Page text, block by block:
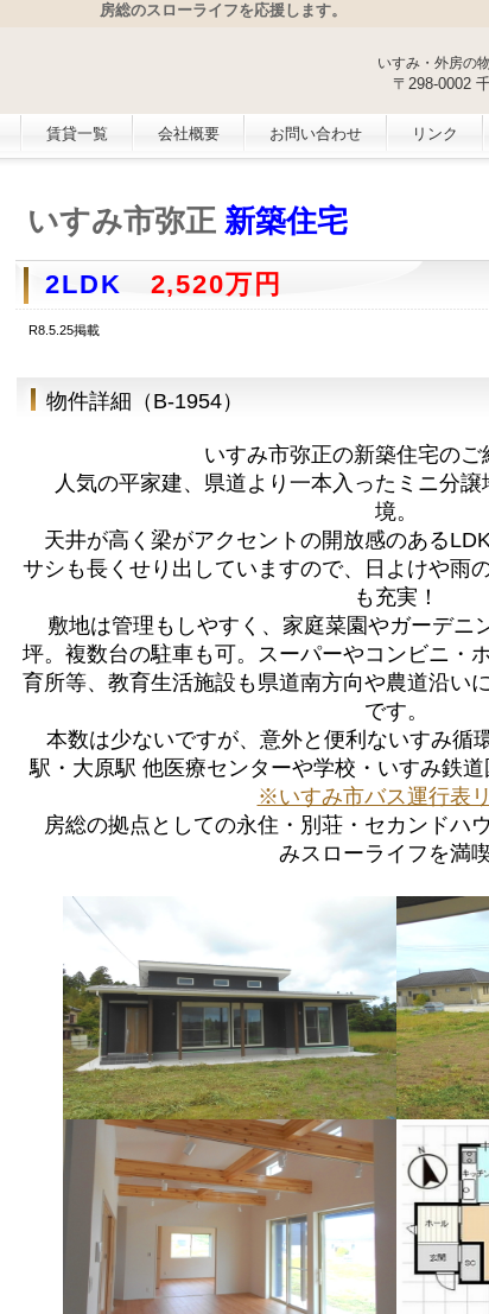
房総のスローライフを応援します。
いすみ・外房の
〒298-0002
いすみ市弥正 新築住宅
2LDK 2,520万円
R8.5.25掲載
物件詳細（B-1954）
いすみ市弥正の新築住宅のご
人気の平家建、県道より一本入ったミニ分譲
境。
天井が高く梁がアクセントの開放感のある
サシも長くせり出していますので、日よけや雨
も充実！
敷地は管理もしやすく、家庭菜園やガーデニ
坪。複数台の駐車も可。スーパーやコンビニ・
育所等、教育生活施設も県道南方向や農道沿い
です。
本数は少ないですが、意外と便利ないすみ循
駅・大原駅 他医療センターや学校・いすみ鉄
※いすみ市バス運行表
房総の拠点としての永住・別荘・セカンドハ
みスローライフを満
賃貸一覧 会社概要 お問い合わせ リンク